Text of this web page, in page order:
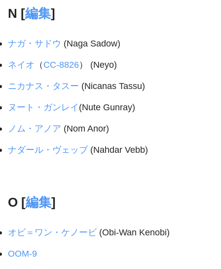
N [編集]
ナガ・サドウ (Naga Sadow)
ネイオ （CC-8826） (Neyo)
ニカナス・タスー (Nicanas Tassu)
ヌート・ガンレイ(Nute Gunray)
ノム・アノア (Nom Anor)
ナダール・ヴェッブ(Nahdar Vebb)
O [編集]
オビ＝ワン・ケノービ (Obi-Wan Kenobi)
OOM-9